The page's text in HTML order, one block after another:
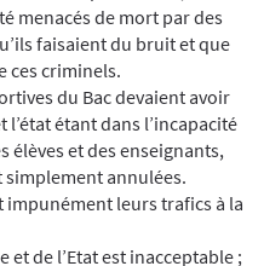
menacés de mort par des
faisaient du bruit et que
ces criminels.
du Bac devaient avoir
étant dans l’incapacité
élèves et des enseignants,
simplement annulées.
leurs trafics à la
et de l’Etat est inacceptable ;